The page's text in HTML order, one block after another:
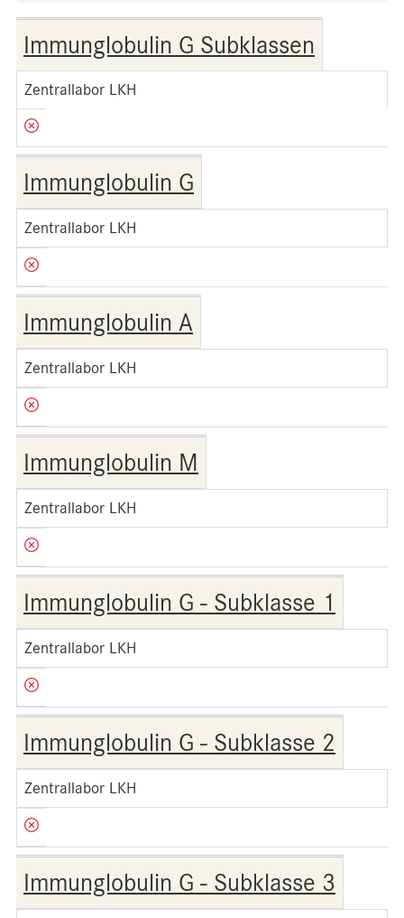
Immunglobulin G Subklassen
Zentrallabor LKH
Immunglobulin G
Zentrallabor LKH
Immunglobulin A
Zentrallabor LKH
Immunglobulin M
Zentrallabor LKH
Immunglobulin G - Subklasse 1
Zentrallabor LKH
Immunglobulin G - Subklasse 2
Zentrallabor LKH
Immunglobulin G - Subklasse 3